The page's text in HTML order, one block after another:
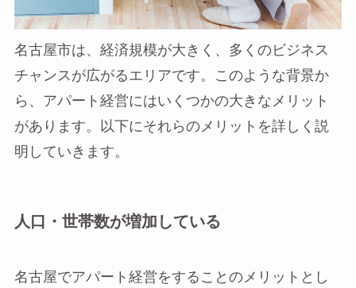
名古屋市は、経済規模が大きく、多くのビジネス
チャンスが広がるエリアです。このような背景か
ら、アパート経営にはいくつかの大きなメリット
があります。以下にそれらのメリットを詳しく説
明していきます。
人口・世帯数が増加している
名古屋でアパート経営をすることのメリットとし